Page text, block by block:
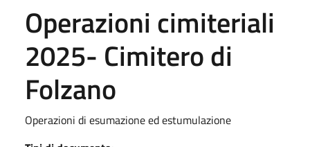
Operazioni cimiteriali
2025- Cimitero di
Folzano
Operazioni di esumazione ed estumulazione